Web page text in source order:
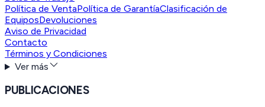
Política de VentaPolítica de GarantíaClasificación de
EquiposDevoluciones
Aviso de Privacidad
Contacto
Términos y Condiciones
Ver más
PUBLICACIONES